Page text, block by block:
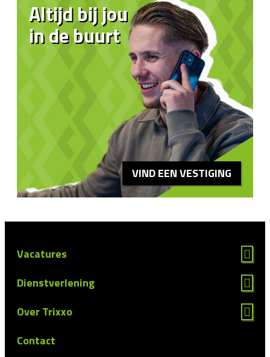
Altijd bij jou
in de buurt
VIND EEN VESTIGING
Vacatures
Dienstverlening
Over Trixxo
Contact